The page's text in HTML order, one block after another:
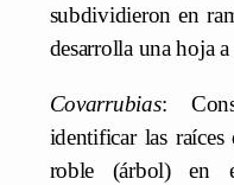
subdividieron en
desarrolla una hoja
Covarrubias:
identificar las
roble (árbol) en